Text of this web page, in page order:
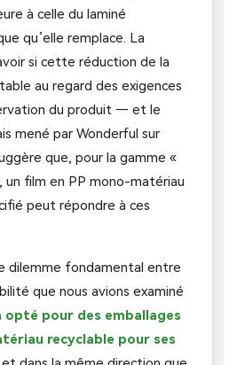
à celle du laminé
qu’elle remplace. La
si cette réduction de la
au regard des exigences
du produit — et le
mené par Wonderful sur
que, pour la gamme «
un film en PP mono-matériau
peut répondre à ces
dilemme fondamental entre
que nous avions examiné
opté pour des emballages
recyclable pour ses